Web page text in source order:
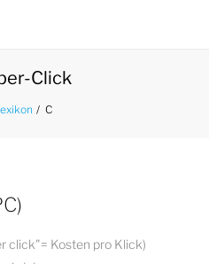
Click
C
click"= Kosten pro Klick)